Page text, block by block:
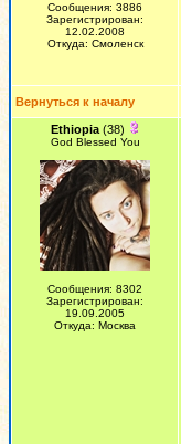
Сообщения: 3886
Зарегистрирован:
12.02.2008
Откуда: Смоленск
Вернуться к началу
Ethiopia(38)
God Blessed You
Сообщения: 8302
Зарегистрирован:
19.09.2005
Откуда: Москва